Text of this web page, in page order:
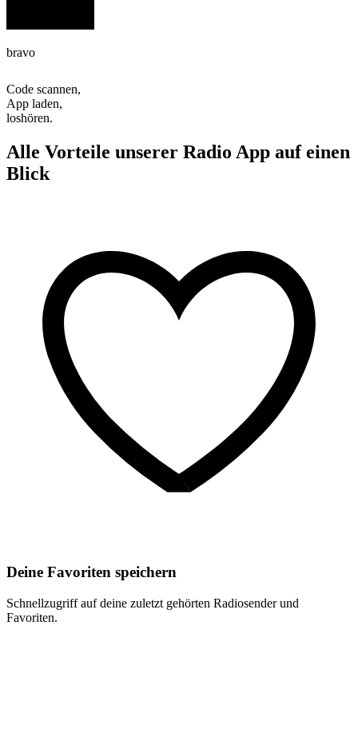
bravo
Code scannen,
App laden,
loshören.
Alle Vorteile unserer Radio App auf einen
Blick
Deine Favoriten speichern
Schnellzugriff auf deine zuletzt gehörten Radiosender und
Favoriten.